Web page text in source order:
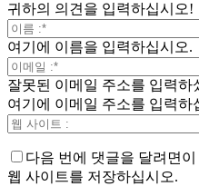
귀하의 의견을 입력하십시오!
여기에 이름을 입력하십시오.
잘못된 이메일 주소를 입력하
여기에 이메일 주소를 입력하
다음 번에 댓글을 달려면
웹 사이트를 저장하십시오.